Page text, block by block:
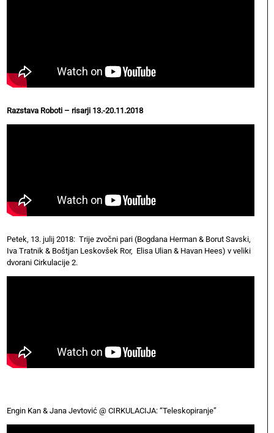
Razstava Roboti – risarji 13.-20.11.2018
Petek, 13. julij 2018: Trije zvočni pari (Bogdana Herman & Borut Savski,
Iva Tratnik & Boštjan Leskovšek Ror, Elisa Ulian & Havan Hees) v veliki
dvorani Cirkulacije 2.
Engin Kan & Jana Jevtović @ CIRKULACIJA: “Teleskopiranje”